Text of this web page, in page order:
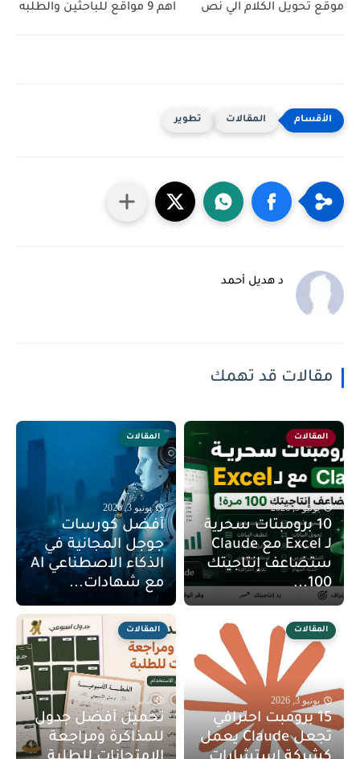
موقع تحويل الكلام الي نص اهم 9 مواقع للباحثين والطلبه
المقالات تطوير
د هديل أحمد
مقالات قد تهمك
المقالات
يونيو 9, 2026
10 برومبتات سحرية
لـ Excel مع Claude
ستضاعف إنتاجيتك
100...
المقالات
يونيو 3, 2026
أفضل كورسات
جوجل المجانية في
الذكاء الاصطناعي AI
مع شهادات...
المقالات
يونيو 3, 2026
15 برومبت احترافي
تجعل Claude يعمل
المقالات
مايو 15, 2026
تحميل أفضل جدول
للمذاكرة ومراجعة